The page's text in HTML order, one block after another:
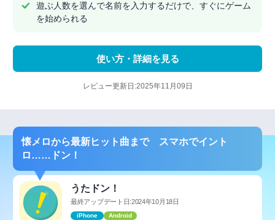
遊ぶ人数を選んで名前を入力するだけで、すぐにゲーム
を始められる
使い方・詳細を見る
レビュー更新日:2025年11月09日
懐メロから最新ヒット曲まで スマホでイント
ロ……ドン！
うたドン！
最終アップデート日:2024年10月18日
iPhone Android